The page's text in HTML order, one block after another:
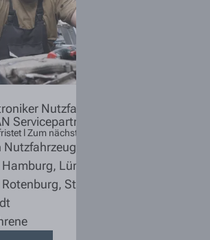
Nutzfahrzeugtechnik
Servicepartner
l Zum nächstmöglichen Zeitpunkt
Hamburg, Lüneburg
Rotenburg, Stuhr / Groß